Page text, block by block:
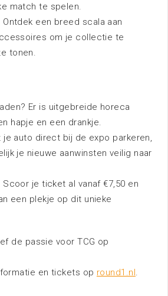
Vacatures
FAQ
bij EXPO Greater
met EXPO Greater
match te spelen.
een breed scala aan
om je collectie te
tonen.
Er is uitgebreide horeca
hapje en een drankje.
je auto direct bij de expo parkeren,
je nieuwe aanwinsten veilig naar
Scoor je ticket al vanaf €7,50 en
een plekje op dit unieke
de passie voor TCG op
en tickets op round1.nl.